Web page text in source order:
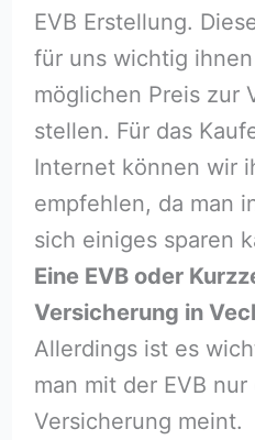
EVB Erstellung.
für uns wichtig
möglichen Preis zur
stellen. Für das
Internet können wir
empfehlen, da man
sich einiges sparen
Eine EVB oder
Versicherung in
Allerdings ist es
man mit der EVB
Versicherung meint.